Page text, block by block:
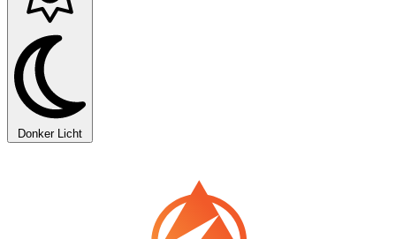
Donker Licht